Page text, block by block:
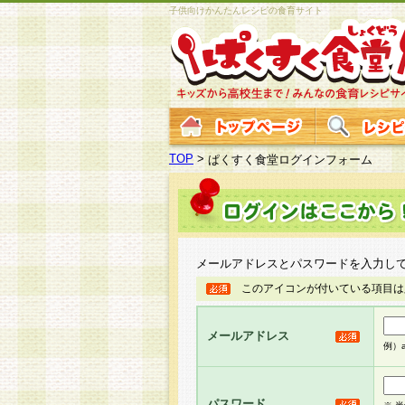
子供向けかんたんレシピの食育サイト
TOP >ぱくすく食堂ログインフォーム
メールアドレスとパスワードを入力し
このアイコンが付いている項目
メールアドレス
例）